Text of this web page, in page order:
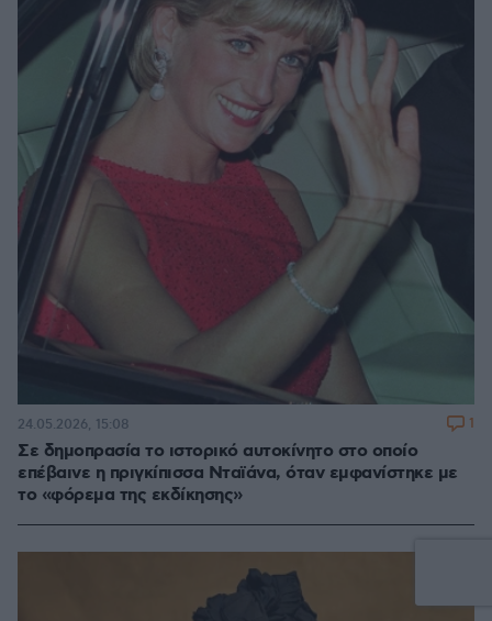
Σε δημοπρασία το ιστορικό αυτοκίνητο στο οποίο
επέβαινε η πριγκίπισσα Νταϊάνα, όταν εμφανίστηκε με
το «φόρεμα της εκδίκησης»
24.05.2026, 15:08 1